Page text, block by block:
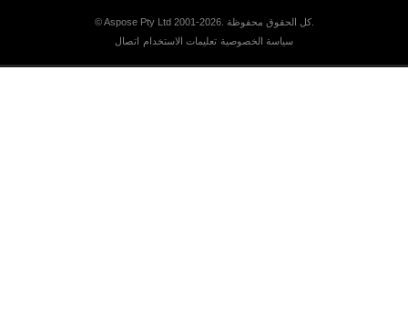
© Aspose Pty Ltd 2001-2026. كل الحقوق محفوظة.
سياسة الخصوصية تعليمات الاستخدام اتصال